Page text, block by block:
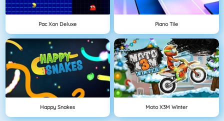
Pac Xon Deluxe Piano Tile
Happy Snakes Moto X3M Winter